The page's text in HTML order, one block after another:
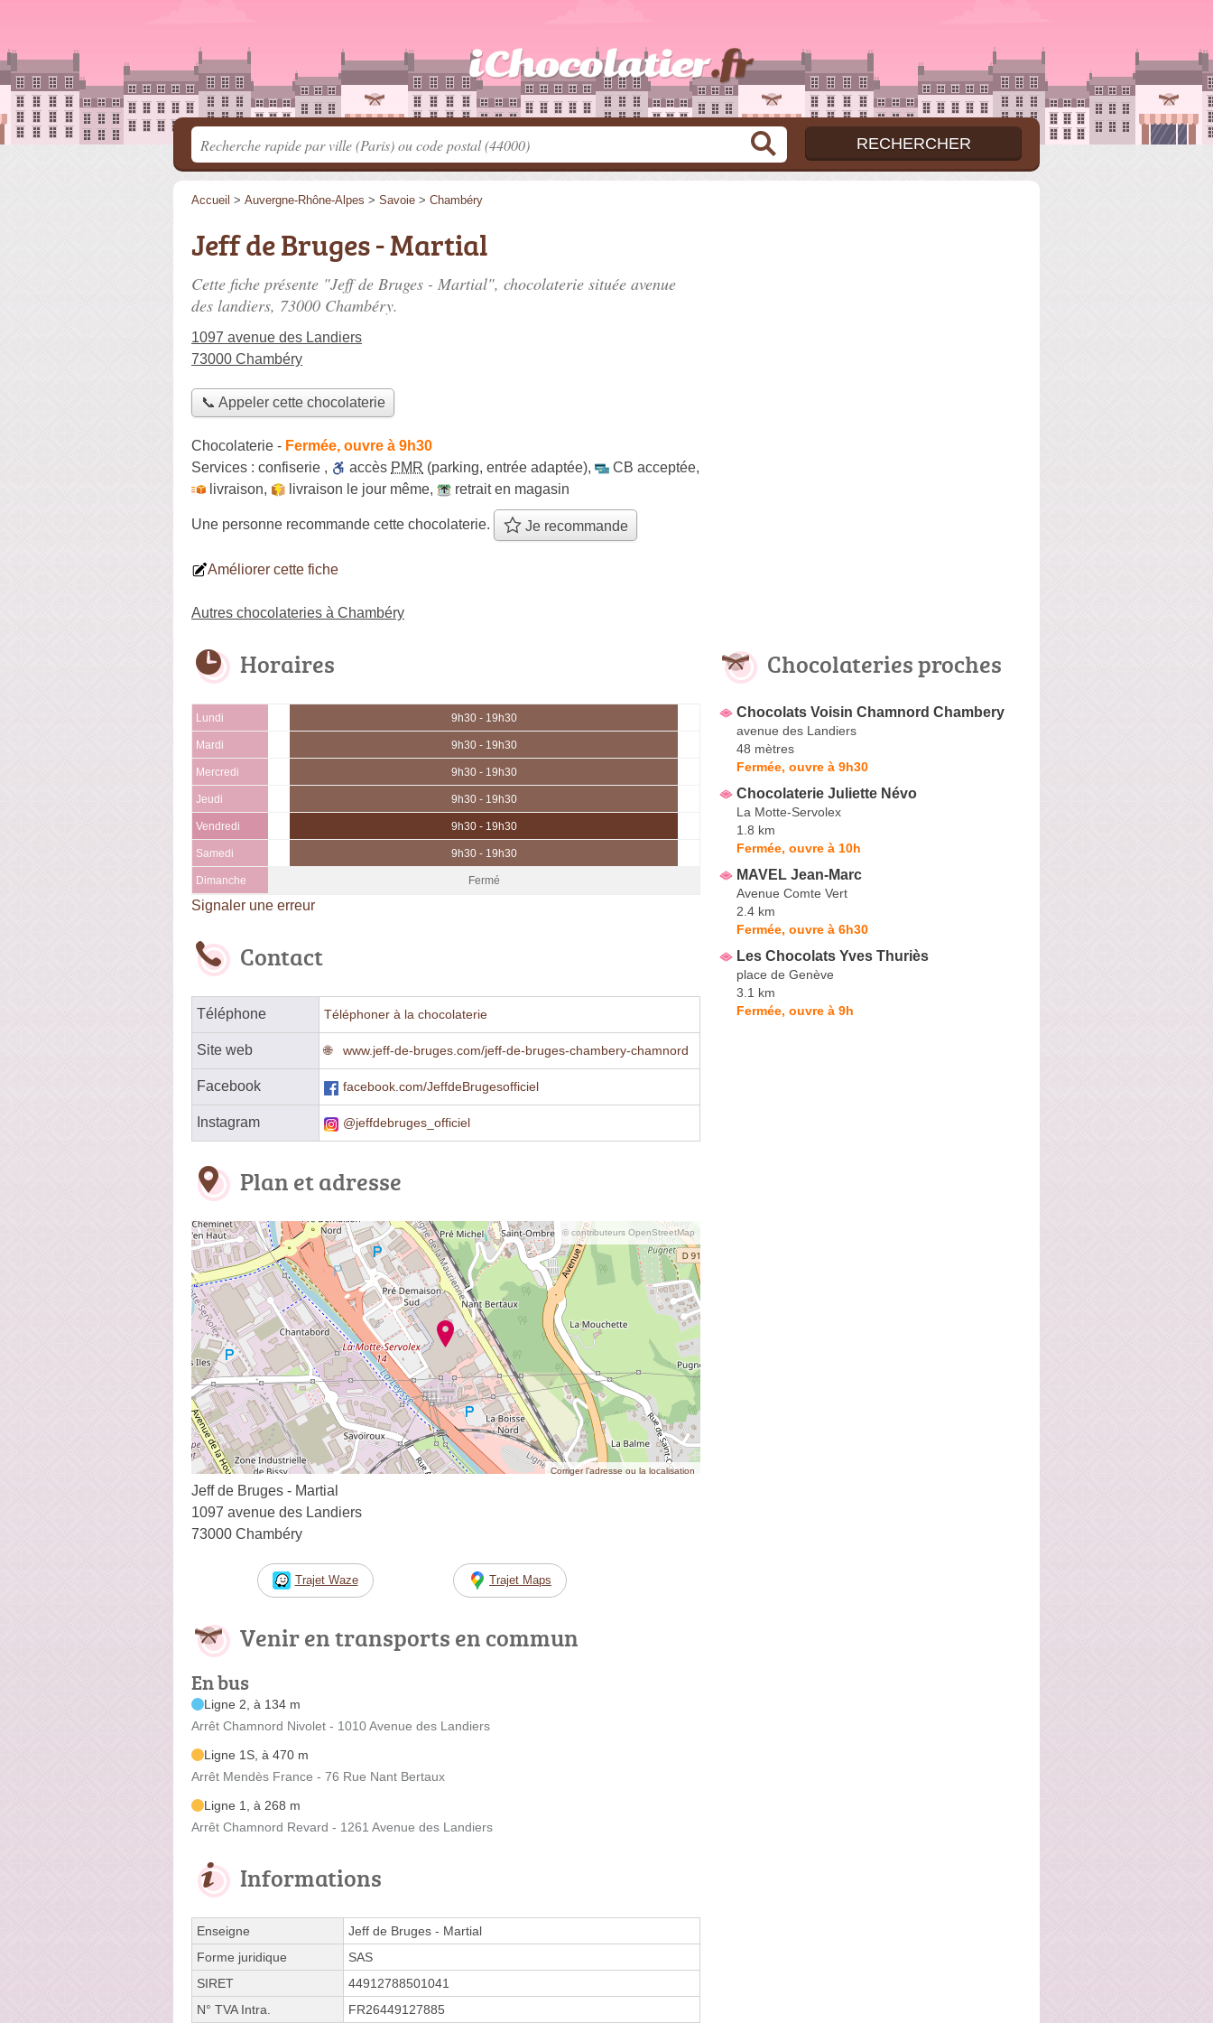
Accueil > Auvergne-Rhône-Alpes > Savoie > Chambéry
Jeff de Bruges - Martial
Cette fiche présente "Jeff de Bruges - Martial", chocolaterie située avenue
des landiers, 73000 Chambéry.
1097 avenue des Landiers
73000 Chambéry
📞 Appeler cette chocolaterie
Chocolaterie - Fermée, ouvre à 9h30
Services : confiserie , accès PMR (parking, entrée adaptée), CB acceptée,
livraison, livraison le jour même, retrait en magasin
Une personne recommande cette chocolaterie. Je recommande
Améliorer cette fiche
Autres chocolateries à Chambéry
Horaires
Lundi 9h30 - 19h30
Mardi 9h30 - 19h30
Mercredi 9h30 - 19h30
Jeudi 9h30 - 19h30
Vendredi 9h30 - 19h30
Samedi 9h30 - 19h30
Dimanche Fermé
Signaler une erreur
Contact
Téléphone Téléphoner à la chocolaterie
Site web www.jeff-de-bruges.com/jeff-de-bruges-chambery-chamnord
Facebook facebook.com/JeffdeBrugesofficiel
Instagram @jeffdebruges_officiel
Plan et adresse
© contributeurs OpenStreetMap
Corriger l’adresse ou la localisation
Jeff de Bruges - Martial
1097 avenue des Landiers
73000 Chambéry
Trajet Waze Trajet Maps
Venir en transports en commun
En bus
Ligne 2, à 134 m
Arrêt Chamnord Nivolet - 1010 Avenue des Landiers
Ligne 1S, à 470 m
Arrêt Mendès France - 76 Rue Nant Bertaux
Ligne 1, à 268 m
Arrêt Chamnord Revard - 1261 Avenue des Landiers
Informations
Enseigne
Jeff de Bruges - Martial
Forme juridique
SAS
SIRET
44912788501041
N° TVA Intra.
FR26449127885
Chocolateries proches
Chocolats Voisin Chamnord Chambery
avenue des Landiers
48 mètres
Fermée, ouvre à 9h30
Chocolaterie Juliette Névo
La Motte-Servolex
1.8 km
Fermée, ouvre à 10h
MAVEL Jean-Marc
Avenue Comte Vert
2.4 km
Fermée, ouvre à 6h30
Les Chocolats Yves Thuriès
place de Genève
3.1 km
Fermée, ouvre à 9h